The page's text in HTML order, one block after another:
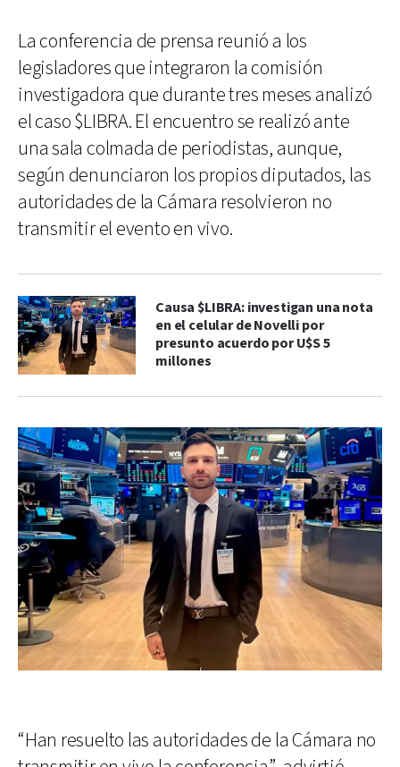
La conferencia de prensa reunió a los
legisladores que integraron la comisión
investigadora que durante tres meses analizó
el caso $LIBRA. El encuentro se realizó ante
una sala colmada de periodistas, aunque,
según denunciaron los propios diputados, las
autoridades de la Cámara resolvieron no
transmitir el evento en vivo.
Causa $LIBRA: investigan una nota
en el celular de Novelli por
presunto acuerdo por U$S 5
millones
“Han resuelto las autoridades de la Cámara no